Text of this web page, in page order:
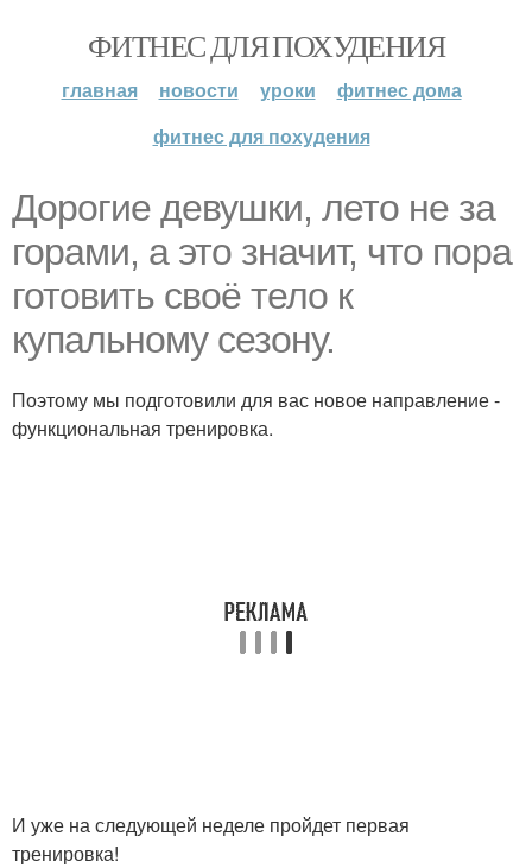
ФИТНЕС ДЛЯ ПОХУДЕНИЯ
главная новости уроки
фитнес дома
фитнес для похудения
Дорогие девушки, лето не за
горами, а это значит, что пора
готовить своё тело к
купальному сезону.
Поэтому мы подготовили для вас новое направление -
функциональная тренировка.
И уже на следующей неделе пройдет первая
тренировка!